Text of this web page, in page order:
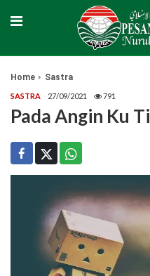
Home Sastra
SASTRA 27/09/2021 791
Pada Angin Ku